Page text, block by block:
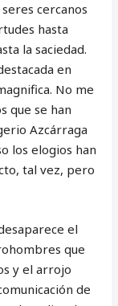
cercanos
hasta
la saciedad.
en
No me
que se han
Azcárraga
los elogios han
tal vez, pero
el
que
y el arrojo
de